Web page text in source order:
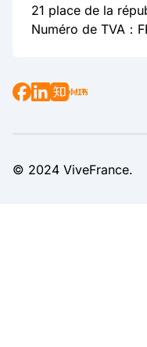
21 place de la
Numéro de TVA：
© 2024 ViveFrance.